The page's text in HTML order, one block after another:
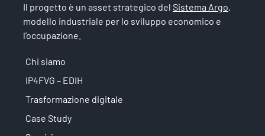
Il progetto è un asset strategico del Sistema Argo,
modello industriale per lo sviluppo economico e
l’occupazione.
Chi siamo
IP4FVG – EDIH
Trasformazione digitale
Case Study